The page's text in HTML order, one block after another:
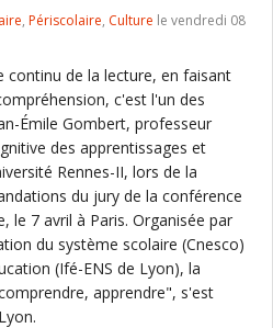
, Périscolaire, Culture le vendredi 08
continu de la lecture, en faisant
c'est l'un des
Émile Gombert, professeur
des apprentissages et
Rennes-II, lors de la
du jury de la conférence
le 7 avril à Paris. Organisée par
du système scolaire (Cnesco)
(Ifé-ENS de Lyon), la
apprendre", s'est